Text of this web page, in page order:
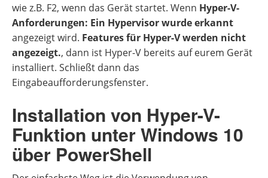
wie z.B. F2, wenn das Gerät startet. Wenn Hyper-V-
Anforderungen: Ein Hypervisor wurde erkannt
angezeigt wird. Features für Hyper-V werden nicht
angezeigt., dann ist Hyper-V bereits auf eurem Gerät
installiert. Schließt dann das
Eingabeaufforderungsfenster.
Installation von Hyper-V-
Funktion unter Windows 10
über PowerShell